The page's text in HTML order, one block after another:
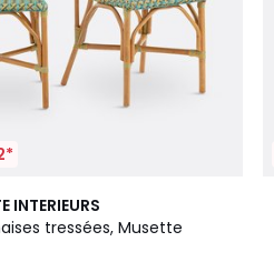
INTERIEURS
tressées, Musette